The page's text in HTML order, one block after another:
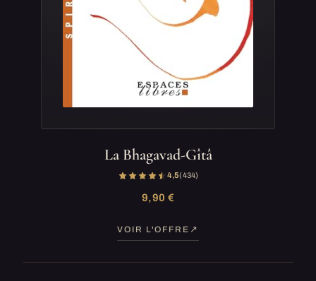
La Bhagavad-Gîtâ
4,5(434)
9,90 €
VOIR L'OFFRE